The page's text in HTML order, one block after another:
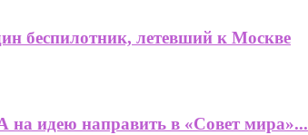
беспилотник, летевший к Москве
идею направить в «Совет мира»...